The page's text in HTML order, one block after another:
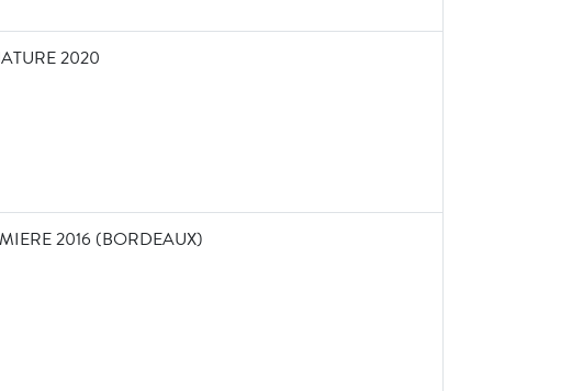
2020
2016 (BORDEAUX)